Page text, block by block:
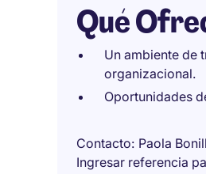
Qué
Un ambiente de
organizacional.
Oportunidades
Contacto Paola
Ingresar referencia